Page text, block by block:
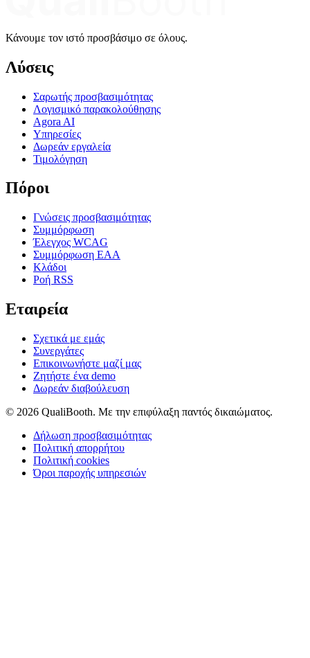
Κάνουμε τον ιστό προσβάσιμο σε όλους.
Λύσεις
Σαρωτής προσβασιμότητας
Λογισμικό παρακολούθησης
Agora AI
Υπηρεσίες
Δωρεάν εργαλεία
Τιμολόγηση
Πόροι
Γνώσεις προσβασιμότητας
Συμμόρφωση
Έλεγχος WCAG
Συμμόρφωση EAA
Κλάδοι
Ροή RSS
Εταιρεία
Σχετικά με εμάς
Συνεργάτες
Επικοινωνήστε μαζί μας
Ζητήστε ένα demo
Δωρεάν διαβούλευση
© 2026 QualiBooth. Με την επιφύλαξη παντός δικαιώματος.
Δήλωση προσβασιμότητας
Πολιτική απορρήτου
Πολιτική cookies
Όροι παροχής υπηρεσιών